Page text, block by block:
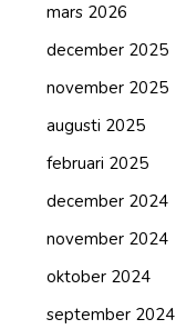
mars 2026
december 2025
november 2025
augusti 2025
februari 2025
december 2024
november 2024
oktober 2024
september 2024